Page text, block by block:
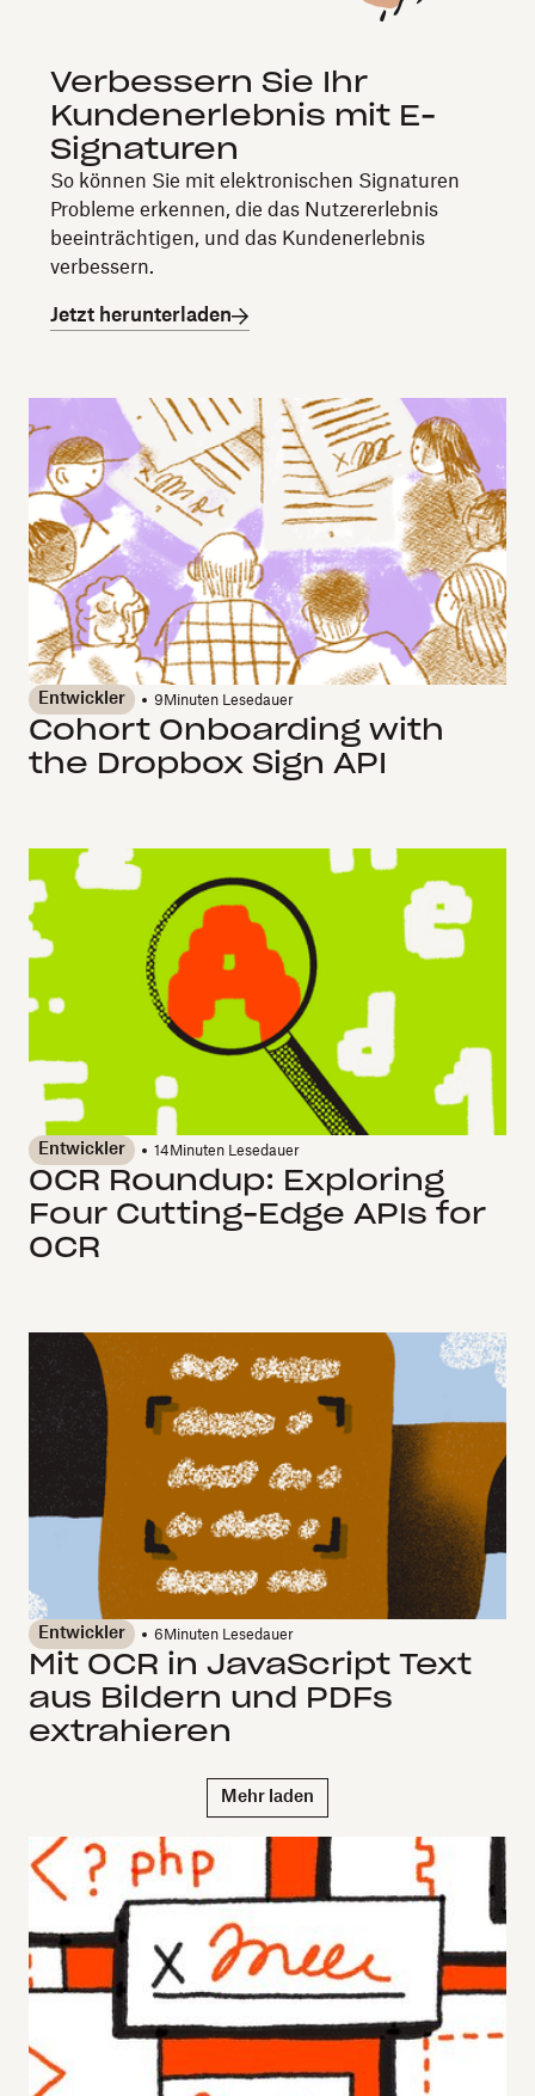
Verbessern Sie Ihr
Kundenerlebnis mit E-
Signaturen
So können Sie mit elektronischen Signaturen
Probleme erkennen, die das Nutzererlebnis
beeinträchtigen, und das Kundenerlebnis
verbessern.
Jetzt herunterladen
Entwickler 9 Minuten Lesedauer
Cohort Onboarding with
the Dropbox Sign API
Entwickler 14 Minuten Lesedauer
OCR Roundup: Exploring
Four Cutting-Edge APIs for
OCR
Entwickler 6 Minuten Lesedauer
Mit OCR in JavaScript Text
aus Bildern und PDFs
extrahieren
Mehr laden